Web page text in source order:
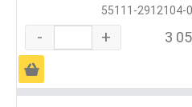
55111-2912104-
- + 3
Ä